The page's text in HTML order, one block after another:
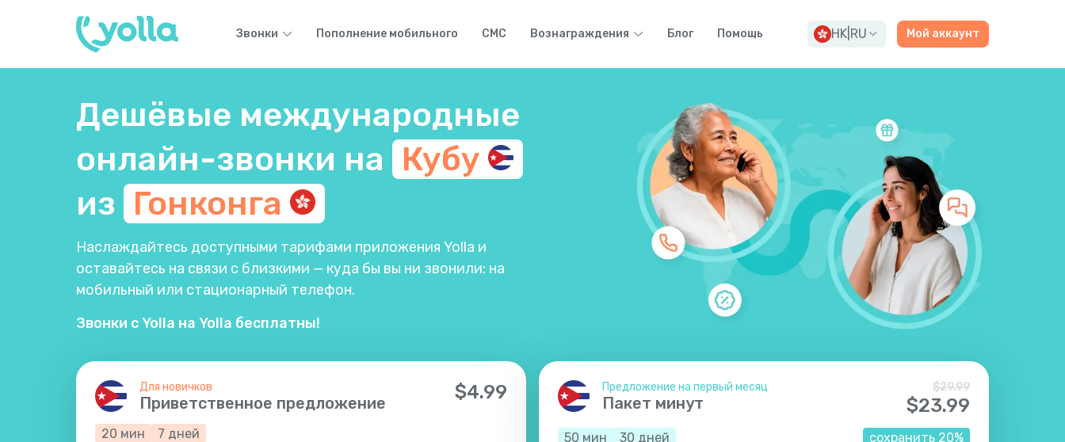
Звонки Пополнение мобильного СМС Вознаграждения Блог Помощь HK RU Мой аккаунт
Дешёвые международные
онлайн-звонки на Кубу
из Гонконга
Наслаждайтесь доступными тарифами приложения Yolla и
оставайтесь на связи с близкими — куда бы вы ни звонили: на
мобильный или стационарный телефон.
Звонки с Yolla на Yolla бесплатны!
Для новичков
Приветственное предложение $4.99
20 мин 7 дней
Предложение на первый месяц
Пакет минут
$29.99
$23.99
50 мин 30 дней сохранить 20%